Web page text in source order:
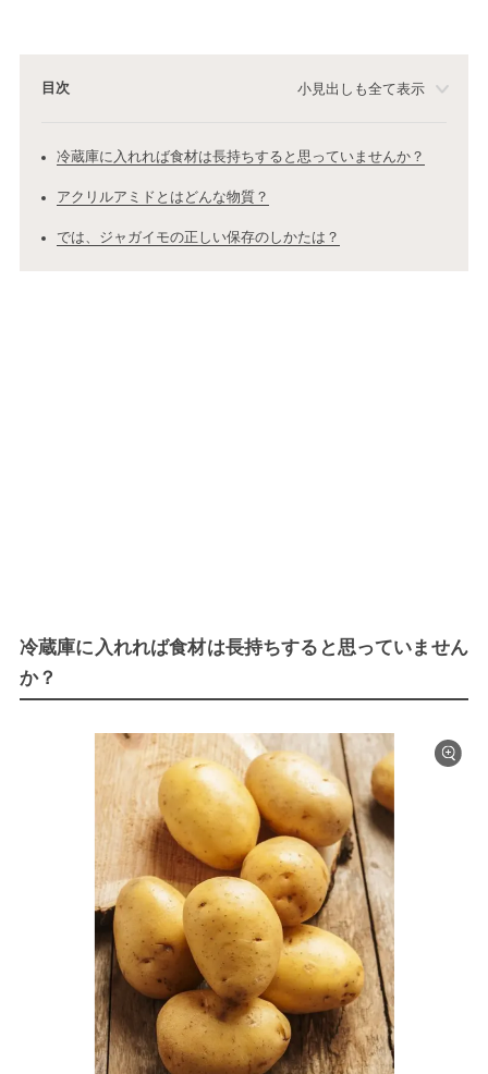
目次 小見出しも全て表示
冷蔵庫に入れれば食材は長持ちすると思っていませんか？
アクリルアミドとはどんな物質？
では、ジャガイモの正しい保存のしかたは？
冷蔵庫に入れれば食材は長持ちすると思っていません
か？